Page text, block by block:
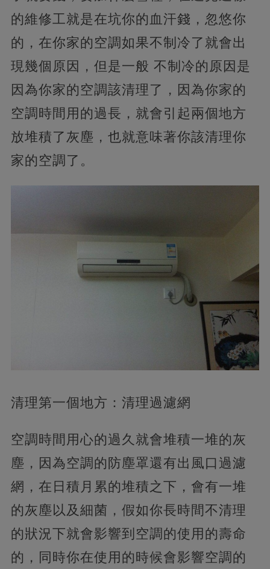
的維修工就是在坑你的血汗錢，忽悠你
的，在你家的空調如果不制冷了就會出
現幾個原因，但是一般 不制冷的原因是
因為你家的空調該清理了，因為你家的
空調時間用的過長，就會引起兩個地方
放堆積了灰塵，也就意味著你該清理你
家的空調了。
清理第一個地方：清理過濾網
空調時間用心的過久就會堆積一堆的灰
塵，因為空調的防塵罩還有出風口過濾
網，在日積月累的堆積之下，會有一堆
的灰塵以及細菌，假如你長時間不清理
的狀況下就會影響到空調的使用的壽命
的，同時你在使用的時候會影響空調的